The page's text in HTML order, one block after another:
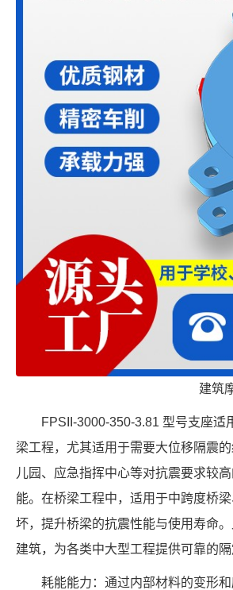
建筑
FPSII-3000-350-3.81 型号支座
梁工程，尤其适用于需要大位移隔震
儿园、应急指挥中心等对抗震要求较
能。在桥梁工程中，适用于中跨度桥
坏，提升桥梁的抗震性能与使用寿命
建筑，为各类中大型工程提供可靠的隔
耗能能力：通过内部材料的变形